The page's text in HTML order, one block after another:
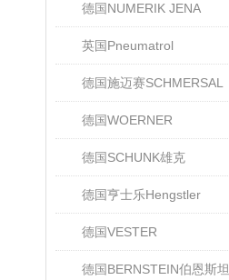
德国NUMERIK JENA
英国Pneumatrol
德国施迈赛SCHMERSAL
德国WOERNER
德国SCHUNK雄克
德国亨士乐Hengstler
德国VESTER
德国BERNSTEIN伯恩斯坦